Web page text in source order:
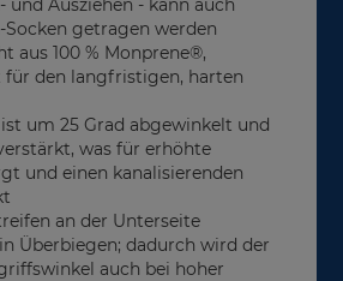
und Ausziehen - kann auch
getragen werden
aus 100 % Monprene®,
für den langfristigen, harten
um 25 Grad abgewinkelt und
was für erhöhte
und einen kanalisierenden
an der Unterseite
Überbiegen; dadurch wird der
auch bei hoher